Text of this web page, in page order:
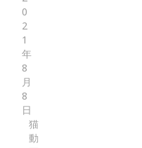
0
2
1
年
8
月
8
日
猫
動